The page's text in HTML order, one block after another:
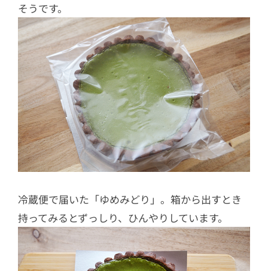
そうです。
冷蔵便で届いた「ゆめみどり」。箱から出すとき
持ってみるとずっしり、ひんやりしています。